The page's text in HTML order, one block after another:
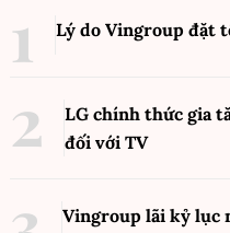
Lý do Vingroup đặt
LG chính thức gia
đối với TV
Vingroup lãi kỷ lục